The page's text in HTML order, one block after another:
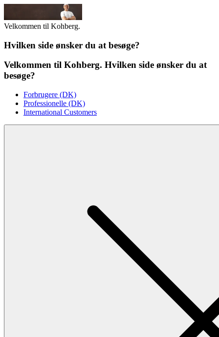
Velkommen til Kohberg.
Hvilken side ønsker du at besøge?
Velkommen til Kohberg. Hvilken side ønsker du at
besøge?
Forbrugere (DK)
Professionelle (DK)
International Customers